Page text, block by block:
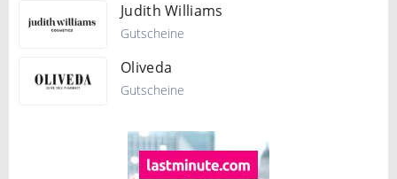
Judith Williams
Gutscheine
Oliveda
Gutscheine